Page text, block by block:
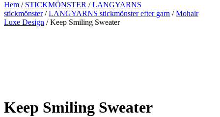
Hem / STICKMÖNSTER /LANGYARNS
stickmönster/LANGYARNS stickmönster efter garn /Mohair
Luxe Design / Keep Smiling Sweater
Keep Smiling Sweater